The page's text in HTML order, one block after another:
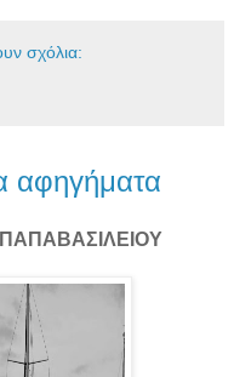
σχόλια:
αφηγήματα